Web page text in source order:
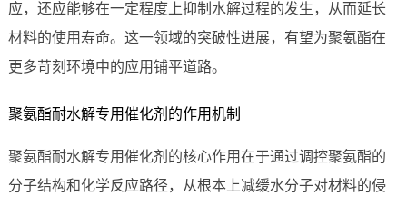
应，还应能够在一定程度上抑制水解过程的发生，从而延长
材料的使用寿命。这一领域的突破性进展，有望为聚氨酯在
更多苛刻环境中的应用铺平道路。
聚氨酯耐水解专用催化剂的作用机制
聚氨酯耐水解专用催化剂的核心作用在于通过调控聚氨酯的
分子结构和化学反应路径，从根本上减缓水分子对材料的侵